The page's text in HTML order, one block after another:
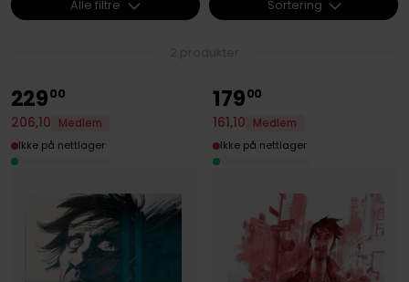
22900
206,10
Medlem
Ikke på nettlager
17900
161,10
Medlem
Ikke på nettlager
Alle filtre Sortering